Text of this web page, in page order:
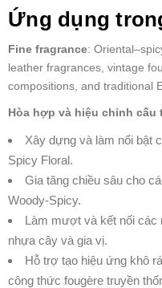
Ứng dụng
Fine fragrance:
leather fragrances, vintage
compositions, and traditional
Hòa hợp và hiệu chỉnh cấu
Xây dựng và làm nổi bật
Spicy Floral.
Gia tăng chiều sâu cho
Woody-Spicy.
Làm mượt và kết nối các
nhựa cây và gia vị.
Hỗ trợ tạo hiệu ứng khô
công thức fougère truyền